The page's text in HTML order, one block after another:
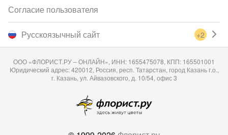
Русскоязычный сайт +2
Согласие пользователя
ООО «ФЛОРИСТ.РУ – ОНЛАЙН», ИНН: 1655475078, КПП: 165501001
Юридический адрес: 420012, Россия, респ. Татарстан, город Казань г.о.,
г. Казань, ул. Айвазовского, д. 10/54, офис 3